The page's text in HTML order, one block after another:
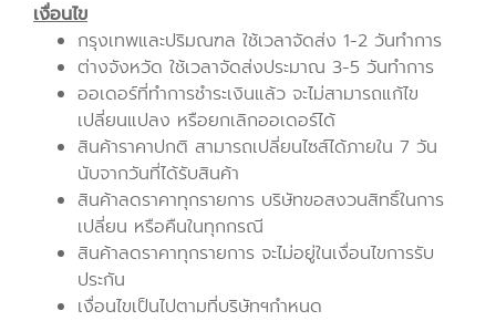
เงื่อนไข
กรุงเทพและปริมณฑล ใช้เวลาจัดส่ง 1-2 วันทำการ
ต่างจังหวัด ใช้เวลาจัดส่งประมาณ 3-5 วันทำการ
ออเดอร์ที่ทำการชำระเงินแล้ว จะไม่สามารถแก้ไข
เปลี่ยนแปลง หรือยกเลิกออเดอร์ได้
สินค้าราคาปกติ สามารถเปลี่ยนไซส์ได้ภายใน 7 วัน
นับจากวันที่ได้รับสินค้า
สินค้าลดราคาทุกรายการ บริษัทขอสงวนสิทธิ์ในการ
เปลี่ยน หรือคืนในทุกกรณี
สินค้าลดราคาทุกรายการ จะไม่อยู่ในเงื่อนไขการรับ
ประกัน
เงื่อนไขเป็นไปตามที่บริษัทฯกำหนด